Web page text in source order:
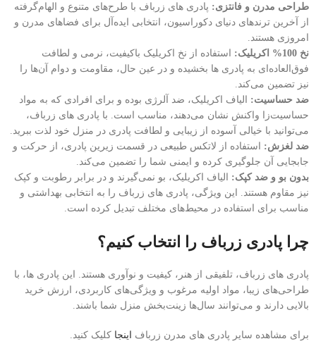
طراحی مدرن و فانتزی: پادری های زرباف با طرح‌های متنوع و الهام‌گرفته
از آخرین ترندهای دنیای دکوراسیون، انتخابی ایده‌آل برای فضاهای مدرن و
امروزی هستند.
نخ 100% اکریلیک:
استفاده از نخ اکریلیک باکیفیت، نرمی و لطافت
فوق‌العاده‌ای به پادری ها بخشیده و در عین حال، مقاومت و دوام آن‌ها را
نیز تضمین می‌کند.
ضد حساسیت: الیاف اکریلیک، ضد آلرژی بوده و برای افرادی که به مواد
حساسیت‌زا واکنش نشان می‌دهند، مناسب است. با پادری های زرباف،
می‌توانید با خیالی آسوده از زیبایی و لطافت پادری در منزل خود لذت ببرید.
ضد لغزش: استفاده از لاتکس طبیعی در قسمت زیرین پادری، از حرکت و
جابجایی آن جلوگیری کرده و ایمنی شما را تضمین می‌کند.
بدون بو و ضد کپک: الیاف اکریلیک، بو نمی‌گیرند و در برابر رطوبت و کپک
نیز مقاوم هستند. این ویژگی، پادری های زرباف را به انتخابی بهداشتی و
مناسب برای استفاده در محیط‌های مختلف تبدیل کرده است.
چرا پادری زرباف را انتخاب کنیم؟
پادری های زرباف، تلفیقی از هنر، کیفیت و نوآوری هستند. این پادری ها، با
طراحی‌های زیبا، مواد اولیه مرغوب و ویژگی‌های کاربردی، ارزش خرید
بالایی دارند و می‌توانند سال‌ها زینت‌بخش منزل شما باشند.
برای مشاهده سایر پادری های مدرن زرباف اینجا کلیک کنید.